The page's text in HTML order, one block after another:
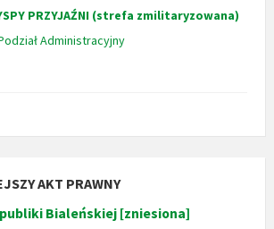
PRZYJAŹNI (strefa zmilitaryzowana)
Administracyjny
AKT PRAWNY
Bialeńskiej [zniesiona]